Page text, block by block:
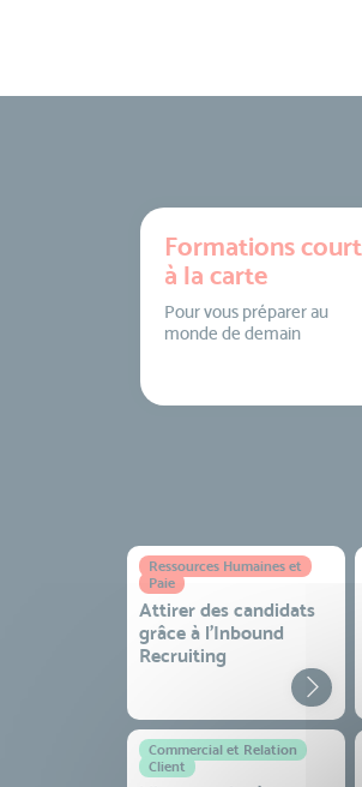
Formations
à la carte
Pour vous préparer au
monde de demain
Ressources Humaines et
Paie
Attirer des candidats
grâce à l’Inbound
Recruiting
Commercial et Relation
Client